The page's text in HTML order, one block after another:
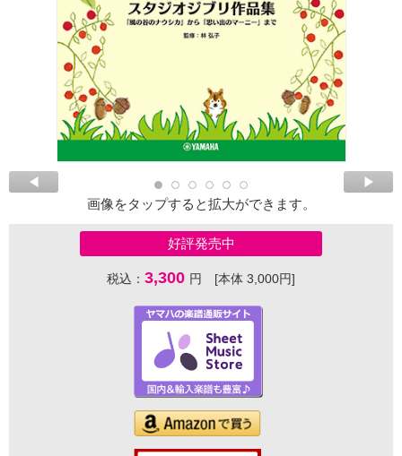
画像をタップすると拡大ができます。
好評発売中
税込： 3,300 円 [本体 3,000円]